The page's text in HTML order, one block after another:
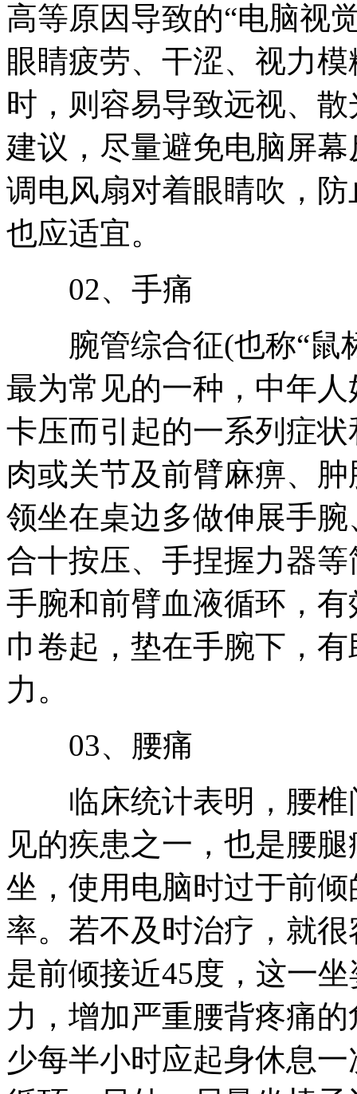
高等原因导致的“电脑视
眼睛疲劳、干涩、视力
时，则容易导致远视、
建议，尽量避免电脑屏
调电风扇对着眼睛吹，
也应适宜。
02、手痛
腕管综合征(也称“鼠
最为常见的一种，中年
卡压而引起的一系列症
肉或关节及前臂麻痹、
领坐在桌边多做伸展手
合十按压、手捏握力器
手腕和前臂血液循环，
巾卷起，垫在手腕下，
力。
03、腰痛
临床统计表明，腰椎
见的疾患之一，也是腰
坐，使用电脑时过于前
率。若不及时治疗，就
是前倾接近45度，这一
力，增加严重腰背疼痛
少每半小时应起身休息